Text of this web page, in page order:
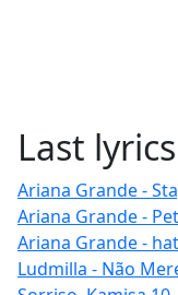
Last lyrics
Ariana Grande -
Ariana Grande -
Ariana Grande -
Ludmilla - Não